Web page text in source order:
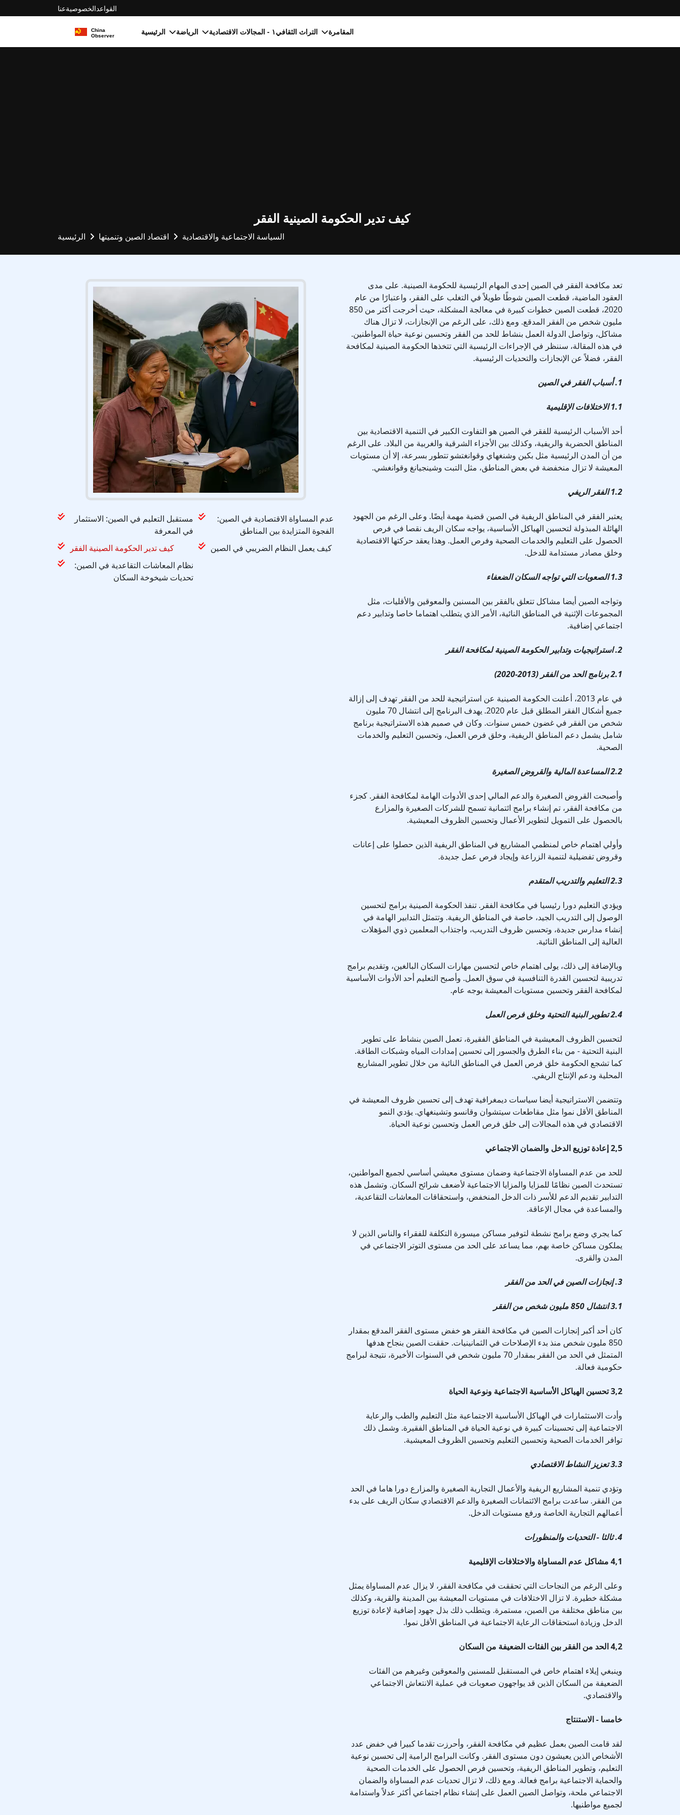
عناالخصوصيةالقواعد
الرئيسية الرياضة ١ - المجالات الاقتصاديةالتراث الثقافي المقامرة
كيف تدير الحكومة الصينية الفقر
الرئيسية اقتصاد الصين وتنميتها السياسة الاجتماعية والاقتصادية
مستقبل التعليم في الصين: الاستثمار
في المعرفة
عدم المساواة الاقتصادية في الصين:
الفجوة المتزايدة بين المناطق
كيف تدير الحكومة الصينية الفقر
كيف يعمل النظام الضريبي في الصين
نظام المعاشات التقاعدية في الصين:
تحديات شيخوخة السكان
تعد مكافحة الفقر في الصين إحدى المهام الرئيسية للحكومة الصينية. على مدى
العقود الماضية، قطعت الصين شوطًا طويلاً في التغلب على الفقر، واعتبارًا من عام
2020، قطعت الصين خطوات كبيرة في معالجة المشكلة، حيث أخرجت أكثر من 850
مليون شخص من الفقر المدقع. ومع ذلك، على الرغم من الإنجازات، لا تزال هناك
مشاكل، وتواصل الدولة العمل بنشاط للحد من الفقر وتحسين نوعية حياة المواطنين.
في هذه المقالة، سننظر في الإجراءات الرئيسية التي تتخذها الحكومة الصينية لمكافحة
الفقر، فضلاً عن الإنجازات والتحديات الرئيسية.
1. أسباب الفقر في الصين
1.1 الاختلافات الإقليمية
أحد الأسباب الرئيسية للفقر في الصين هو التفاوت الكبير في التنمية الاقتصادية بين
المناطق الحضرية والريفية، وكذلك بين الأجزاء الشرقية والغربية من البلاد. على الرغم
من أن المدن الرئيسية مثل بكين وشنغهاي وقوانغتشو تتطور بسرعة، إلا أن مستويات
المعيشة لا تزال منخفضة في بعض المناطق، مثل التبت وشينجيانغ وقوانغشي.
1.2 الفقر الريفي
يعتبر الفقر في المناطق الريفية في الصين قضية مهمة أيضًا. وعلى الرغم من الجهود
الهائلة المبذولة لتحسين الهياكل الأساسية، يواجه سكان الريف نقصا في فرص
الحصول على التعليم والخدمات الصحية وفرص العمل. وهذا يعقد حركتها الاقتصادية
وخلق مصادر مستدامة للدخل.
1.3 الصعوبات التي تواجه السكان الضعفاء
وتواجه الصين أيضا مشاكل تتعلق بالفقر بين المسنين والمعوقين والأقليات، مثل
المجموعات الإثنية في المناطق النائية، الأمر الذي يتطلب اهتماما خاصا وتدابير دعم
اجتماعي إضافية.
2. استراتيجيات وتدابير الحكومة الصينية لمكافحة الفقر
2.1 برنامج الحد من الفقر (2013-2020)
في عام 2013، أعلنت الحكومة الصينية عن استراتيجية للحد من الفقر تهدف إلى إزالة
جميع أشكال الفقر المطلق قبل عام 2020. يهدف البرنامج إلى انتشال 70 مليون
شخص من الفقر في غضون خمس سنوات. وكان في صميم هذه الاستراتيجية برنامج
شامل يشمل دعم المناطق الريفية، وخلق فرص العمل، وتحسين التعليم والخدمات
الصحية.
2.2 المساعدة المالية والقروض الصغيرة
وأصبحت القروض الصغيرة والدعم المالي إحدى الأدوات الهامة لمكافحة الفقر. كجزء
من مكافحة الفقر، تم إنشاء برامج ائتمانية تسمح للشركات الصغيرة والمزارع
بالحصول على التمويل لتطوير الأعمال وتحسين الظروف المعيشية.
وأولي اهتمام خاص لمنظمي المشاريع في المناطق الريفية الذين حصلوا على إعانات
وقروض تفضيلية لتنمية الزراعة وإيجاد فرص عمل جديدة.
2.3 التعليم والتدريب المتقدم
ويؤدي التعليم دورا رئيسيا في مكافحة الفقر. تنفذ الحكومة الصينية برامج لتحسين
الوصول إلى التدريب الجيد، خاصة في المناطق الريفية. وتتمثل التدابير الهامة في
إنشاء مدارس جديدة، وتحسين ظروف التدريب، واجتذاب المعلمين ذوي المؤهلات
العالية إلى المناطق النائية.
وبالإضافة إلى ذلك، يولى اهتمام خاص لتحسين مهارات السكان البالغين، وتقديم برامج
تدريبية لتحسين القدرة التنافسية في سوق العمل. وأصبح التعليم أحد الأدوات الأساسية
لمكافحة الفقر وتحسين مستويات المعيشة بوجه عام.
2.4 تطوير البنية التحتية وخلق فرص العمل
لتحسين الظروف المعيشية في المناطق الفقيرة، تعمل الصين بنشاط على تطوير
البنية التحتية - من بناء الطرق والجسور إلى تحسين إمدادات المياه وشبكات الطاقة.
كما تشجع الحكومة خلق فرص العمل في المناطق النائية من خلال تطوير المشاريع
المحلية ودعم الإنتاج الريفي.
وتتضمن الاستراتيجية أيضا سياسات ديمغرافية تهدف إلى تحسين ظروف المعيشة في
المناطق الأقل نموا مثل مقاطعات سيتشوان وقانسو وتشينغهاي. يؤدي النمو
الاقتصادي في هذه المجالات إلى خلق فرص العمل وتحسين نوعية الحياة.
2,5 إعادة توزيع الدخل والضمان الاجتماعي
للحد من عدم المساواة الاجتماعية وضمان مستوى معيشي أساسي لجميع المواطنين،
تستحدث الصين نظامًا للمزايا والمزايا الاجتماعية لأضعف شرائح السكان. وتشمل هذه
التدابير تقديم الدعم للأسر ذات الدخل المنخفض، واستحقاقات المعاشات التقاعدية،
والمساعدة في مجال الإعاقة.
كما يجري وضع برامج نشطة لتوفير مساكن ميسورة التكلفة للفقراء والناس الذين لا
يملكون مساكن خاصة بهم، مما يساعد على الحد من مستوى التوتر الاجتماعي في
المدن والقرى.
3. إنجازات الصين في الحد من الفقر
3.1 انتشال 850 مليون شخص من الفقر
كان أحد أكبر إنجازات الصين في مكافحة الفقر هو خفض مستوى الفقر المدقع بمقدار
850 مليون شخص منذ بدء الإصلاحات في الثمانينيات. حققت الصين بنجاح هدفها
المتمثل في الحد من الفقر بمقدار 70 مليون شخص في السنوات الأخيرة، نتيجة لبرامج
حكومية فعالة.
3,2 تحسين الهياكل الأساسية الاجتماعية ونوعية الحياة
وأدت الاستثمارات في الهياكل الأساسية الاجتماعية مثل التعليم والطب والرعاية
الاجتماعية إلى تحسينات كبيرة في نوعية الحياة في المناطق الفقيرة. وشمل ذلك
توافر الخدمات الصحية وتحسين التعليم وتحسين الظروف المعيشية.
3.3 تعزيز النشاط الاقتصادي
وتؤدي تنمية المشاريع الريفية والأعمال التجارية الصغيرة والمزارع دورا هاما في الحد
من الفقر. ساعدت برامج الائتمانات الصغيرة والدعم الاقتصادي سكان الريف على بدء
أعمالهم التجارية الخاصة ورفع مستويات الدخل.
4. ثالثا - التحديات والمنظورات
4,1 مشاكل عدم المساواة والاختلافات الإقليمية
وعلى الرغم من النجاحات التي تحققت في مكافحة الفقر، لا يزال عدم المساواة يمثل
مشكلة خطيرة. لا تزال الاختلافات في مستويات المعيشة بين المدينة والقرية، وكذلك
بين مناطق مختلفة من الصين، مستمرة. ويتطلب ذلك بذل جهود إضافية لإعادة توزيع
الدخل وزيادة استحقاقات الرعاية الاجتماعية في المناطق الأقل نموا.
4,2 الحد من الفقر بين الفئات الضعيفة من السكان
وينبغي إيلاء اهتمام خاص في المستقبل للمسنين والمعوقين وغيرهم من الفئات
الضعيفة من السكان الذين قد يواجهون صعوبات في عملية الانتعاش الاجتماعي
والاقتصادي.
خامسا - الاستنتاج
لقد قامت الصين بعمل عظيم في مكافحة الفقر، وأحرزت تقدما كبيرا في خفض عدد
الأشخاص الذين يعيشون دون مستوى الفقر. وكانت البرامج الرامية إلى تحسين نوعية
التعليم، وتطوير المناطق الريفية، وتحسين فرص الحصول على الخدمات الصحية
والحماية الاجتماعية برامج فعالة. ومع ذلك، لا تزال تحديات عدم المساواة والضمان
الاجتماعي ملحة، وتواصل الصين العمل على إنشاء نظام اجتماعي أكثر عدلاً واستدامة
لجميع مواطنيها.